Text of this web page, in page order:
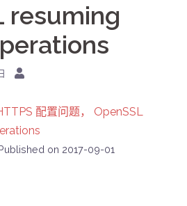
resuming
配置问题， OpenSSL
on 2017-09-01